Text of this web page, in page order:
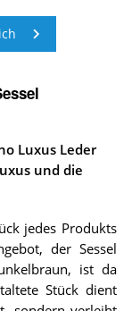
Luxus Leder
und die
jedes Produkts
der Sessel
ist da
Stück dient